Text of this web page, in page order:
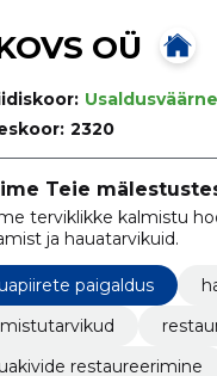
OÜ
Usaldusväärne
2320
Teie
terviklikke kalmistu
ja hauatarvikuid.
paigaldus
restaureerimine